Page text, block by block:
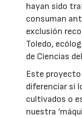
hayan sido
consuman
exclusión
Toledo,
de Ciencias
Este
diferenciar si
cultivados o
nuestra